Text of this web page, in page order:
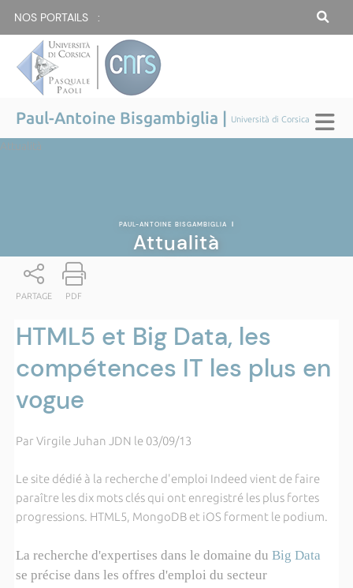
NOS PORTAILS :
Paul-Antoine Bisgambiglia | Università di Corsica
Attualità
PAUL-ANTOINE BISGAMBIGLIA |
Attualità
PARTAGE PDF
HTML5 et Big Data, les
compétences IT les plus en
vogue
Par Virgile Juhan JDN le 03/09/13
Le site dédié à la recherche d'emploi Indeed vient de faire
paraître les dix mots clés qui ont enregistré les plus fortes
progressions. HTML5, MongoDB et iOS forment le podium.
La recherche d'expertises dans le domaine du Big Data
se précise dans les offres d'emploi du secteur